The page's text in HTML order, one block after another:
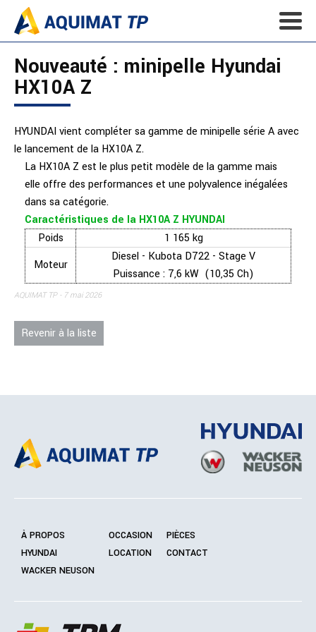
Nouveauté : minipelle Hyundai
HX10A Z
HYUNDAI vient compléter sa gamme de minipelle série A avec
le lancement de la HX10A Z.
La HX10A Z est le plus petit modèle de la gamme mais
elle offre des performances et une polyvalence inégalées
dans sa catégorie.
Caractéristiques de la HX10A Z HYUNDAI
Poids
1 165 kg
Moteur
Diesel - Kubota D722 - Stage V
Puissance : 7,6 kW (10,35 Ch)
AQUIMAT TP 7 mai 2026
Revenir à la liste
À PROPOS
HYUNDAI
WACKER NEUSON
OCCASION
LOCATION
PIÈCES
CONTACT